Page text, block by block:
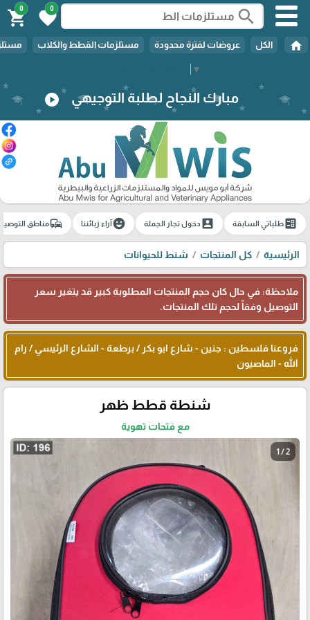
▼
search
0
favorite
0
shopping_cart
home الكل عروضات لفترة محدودة مستلزمات القطط والكلاب
مبارك النجاح لطلبة التوجيهي play_circle
ballotطلباتي السابقة account_boxدخول تجار الجملة emoji_emotionsآراء زبائننا commuteمناطق
الرئيسية كل المنتجات شنط للحيوانات
ملاحظة: في حال كان حجم المنتجات المطلوبة كبير قد يتغير سعر
التوصيل وفقاً لحجم تلك المنتجات.
فروعنا فلسطين : جنين - شارع ابو بكر / برطعة - الشارع الرئيسي / رام
الله - الماصيون
شنطة قطط ظهر
مع فتحات تهوية
1 / 2